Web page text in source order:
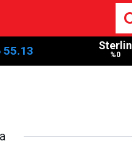
55.13 Sterlin
%0